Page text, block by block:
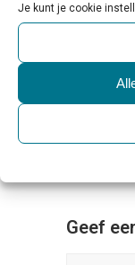
Je kunt je cookie
Geef